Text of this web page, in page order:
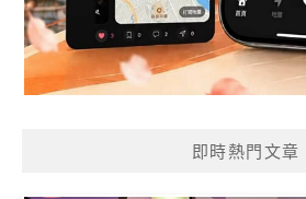
即時熱門文章